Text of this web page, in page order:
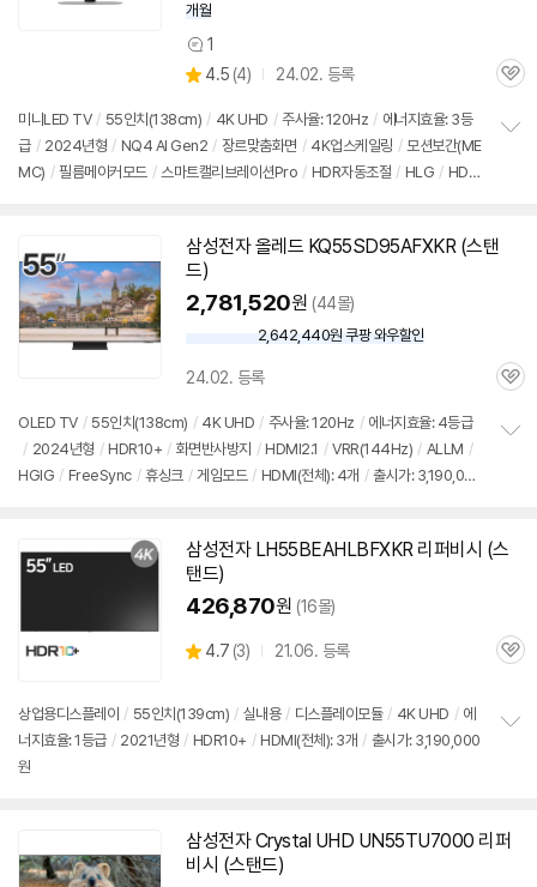
개월
상
품
견
1
별
점
4.5 (상
리
뷰
4) 24.02. 등록
관
미니LED TV / 55인치 (138cm) / 4K UHD / 주사율: 120Hz / 에너지효율: 3등
급 / 2024년형 / NQ4 AI Gen2 / 장르맞춤화면 / 4K업스케일링 / 모션보간(ME
MC) / 필름메이커모드 / 스마트캘리브레이션Pro / HDR자동조절 / HLG / HDR
삼성전자 올레드 KQ55SD95AFXKR (스탠
드)
2,781,520원 (44몰)
할
가
2,642,440원 쿠팡 와우할인
24.02. 등록
관
영
상
OLED TV / 55인치 (138cm) / 4K UHD / 주사율: 120Hz / 에너지효율: 4등급
/ 2024년형 / HDR10+ / 화면반사방지 / HDMI2.1 / VRR(144Hz) / ALLM /
HGIG / FreeSync / 휴싱크 / 게임모드 / HDMI(전체): 4개 / 출시가: 3,190,000
삼성전자 LH55BEAHLBFXKR 리퍼비시 (스
탠드)
426,870원 (16몰)
별
4.7 (상
3) 21.06. 등록
관
상업용디스플레이 / 55인치 (139cm) / 실내용 / 디스플레이모듈 / 4K UHD / 에
너지효율: 1등급 / 2021년형 / HDR10+ / HDMI(전체): 3개 / 출시가: 3,190,000
원
기
삼성전자 Crystal UHD UN55TU7000 리퍼
비시 (스탠드)